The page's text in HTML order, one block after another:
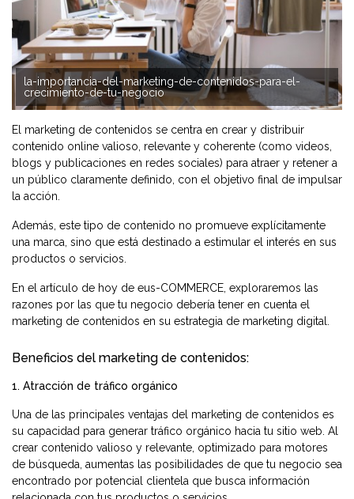
la-importancia-del-marketing-de-contenidos-para-el-
crecimiento-de-tu-negocio
El marketing de contenidos se centra en crear y distribuir
contenido online valioso, relevante y coherente (como videos,
blogs y publicaciones en redes sociales) para atraer y retener a
un público claramente definido, con el objetivo final de impulsar
la acción.
Además, este tipo de contenido no promueve explícitamente
una marca, sino que está destinado a estimular el interés en sus
productos o servicios.
En el artículo de hoy de eus-COMMERCE , exploraremos las
razones por las que tu negocio debería tener en cuenta el
marketing de contenidos en su estrategia de marketing digital.
Beneficios del marketing de contenidos:
1. Atracción de tráfico orgánico
Una de las principales ventajas del marketing de contenidos es
su capacidad para generar tráfico orgánico hacia tu sitio web. Al
crear contenido valioso y relevante, optimizado para motores
de búsqueda, aumentas las posibilidades de que tu negocio sea
encontrado por potencial clientela que busca información